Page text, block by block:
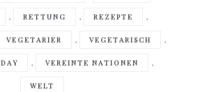
, RETTUNG , REZEPTE ,
VEGETARIER , VEGETARISCH ,
, VEREINTE NATIONEN ,
WELT